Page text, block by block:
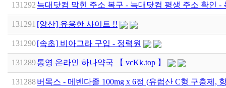
131292 늑대닷컴 막힌 주소 복구 - 늑대닷컴 평생 주소 확인
131291 [양산] 유용한 사이트 !!
131290[속초] 비아그라 구입 - 정력원
131289통영 온라인 하나약국 【 vcKk.top 】
131288버목스 - 메벤다졸 100mg x 6정 (유럽산 C형 구충제,